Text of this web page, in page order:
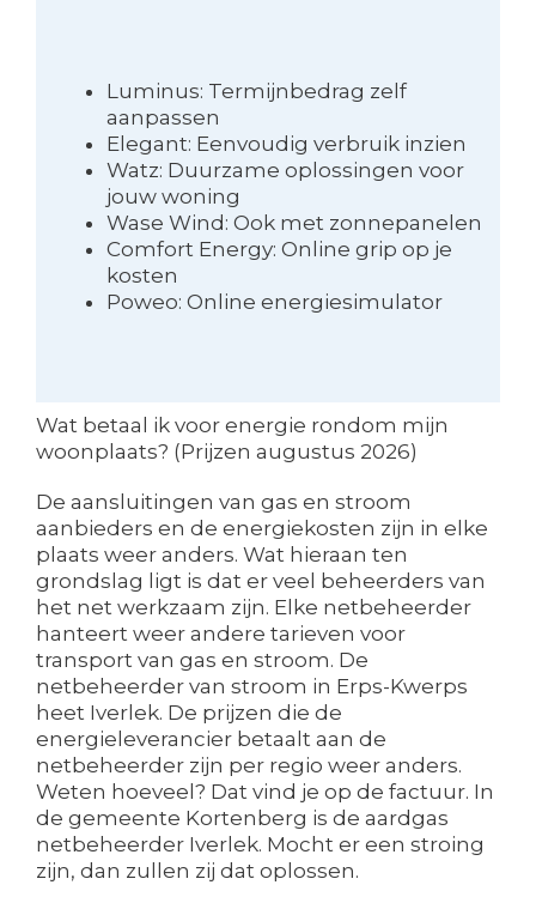
Luminus: Termijnbedrag zelf
aanpassen
Elegant: Eenvoudig verbruik inzien
Watz: Duurzame oplossingen voor
jouw woning
Wase Wind: Ook met zonnepanelen
Comfort Energy: Online grip op je
kosten
Poweo: Online energiesimulator
Wat betaal ik voor energie rondom mijn
woonplaats? (Prijzen augustus 2026)
De aansluitingen van gas en stroom
aanbieders en de energiekosten zijn in elke
plaats weer anders. Wat hieraan ten
grondslag ligt is dat er veel beheerders van
het net werkzaam zijn. Elke netbeheerder
hanteert weer andere tarieven voor
transport van gas en stroom. De
netbeheerder van stroom in Erps-Kwerps
heet Iverlek. De prijzen die de
energieleverancier betaalt aan de
netbeheerder zijn per regio weer anders.
Weten hoeveel? Dat vind je op de factuur. In
de gemeente Kortenberg is de aardgas
netbeheerder Iverlek. Mocht er een stroing
zijn, dan zullen zij dat oplossen.